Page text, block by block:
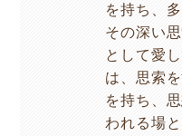
を持ち、
その深い
として愛
は、思索
を持ち、
われる場